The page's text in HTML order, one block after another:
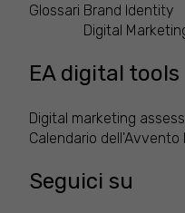
Glossari Brand Identity
Digital
EA digital tools
Digital marketing
Calendario dell'Avvento
Seguici su